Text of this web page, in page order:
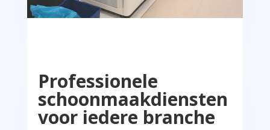
Professionele
schoonmaakdiensten
voor iedere branche